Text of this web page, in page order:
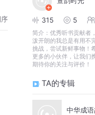
315 5
简介： 优秀听书贡献者
泼开朗的我总是有用不
挑战，尝试新鲜事物！
更多的小伙伴，让我们
期待你的关注与评价！
TA的专辑
中华成